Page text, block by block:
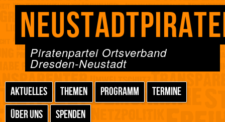
Piratenpartei Ortsverband
Dresden-Neustadt
AKTUELLES THEMEN PROGRAMM
TERMINE
ÜBER UNS
SPENDEN